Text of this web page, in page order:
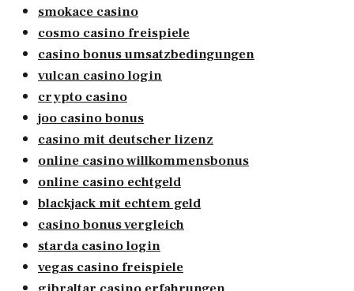
smokace casino
cosmo casino freispiele
casino bonus umsatzbedingungen
vulcan casino login
crypto casino
joo casino bonus
casino mit deutscher lizenz
online casino willkommensbonus
online casino echtgeld
blackjack mit echtem geld
casino bonus vergleich
starda casino login
vegas casino freispiele